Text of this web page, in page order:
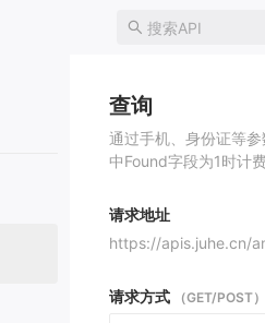
查询
通过手机、身份证等
中Found字段为1时计
请求地址
https://apis.juhe.cn/
请求方式 （GET/POST）